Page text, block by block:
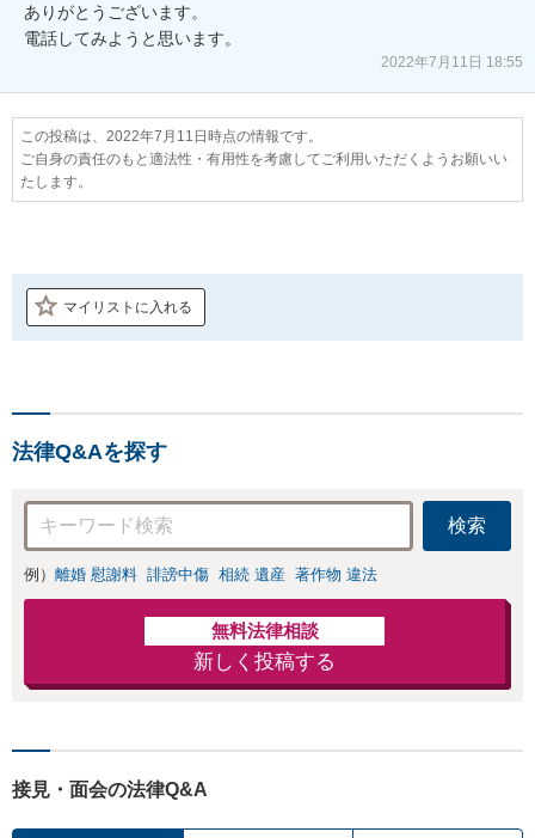
ありがとうございます。
電話してみようと思います。
2022年7月11日 18:55
この投稿は、2022年7月11日時点の情報です。
ご自身の責任のもと適法性・有用性を考慮してご利用いただくようお願いい
たします。
マイリストに入れる
法律Q&Aを探す
検索
例） 離婚 慰謝料 誹謗中傷 相続 遺産 著作物 違法
無料法律相談
新しく投稿する
接見・面会の法律Q&A